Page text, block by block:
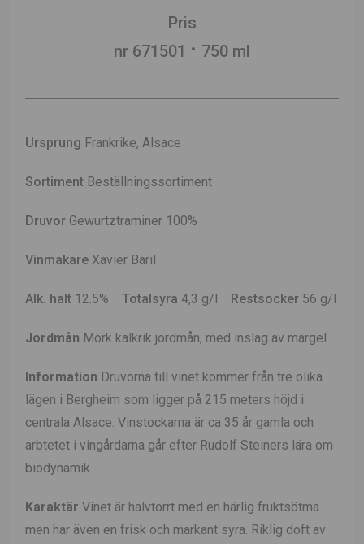
Pris
nr 671501
750 ml
Ursprung Frankrike, Alsace
Sortiment Beställningssortiment
Druvor Gewurtztraminer 100%
Vinmakare Xavier Baril
Alk. halt 12.5% Totalsyra 4,3 g/l Restsocker 56 g/l
Jordmån Mörk kalkrik jordmån, med inslag av märgel
Information Druvorna till vinet kommer från tre olika
lägen i Bergheim som ligger på 215 meters höjd i
centrala Alsace. Vinstockarna är ca 35 år gamla och
arbtetet i vingårdarna går efter Rudolf Steiners lära om
biodynamik.
KaraktärVinet är halvtorrt med en härlig fruktsötma
men har även en frisk och markant syra. Riklig doft av